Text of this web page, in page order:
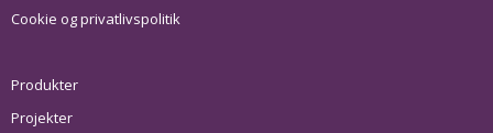
Cookie og privatlivspolitik
Produkter
Projekter